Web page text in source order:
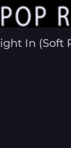
In (Soft